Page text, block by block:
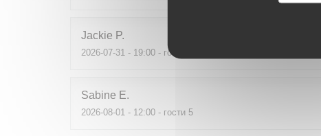
Jackie P
2026-07-31 - 19:00 - гости 2
Sabine E
2026-08-01 - 12:00 - гости 5